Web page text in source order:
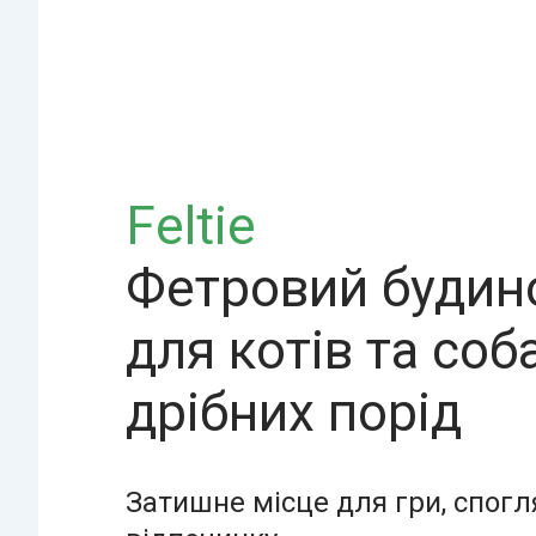
Feltie
Фетровий
для котів та
дрібних порід
Затишне місце для гри,